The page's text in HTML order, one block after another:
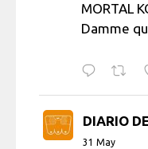
MORTAL
Damme
DIARIO
31 May